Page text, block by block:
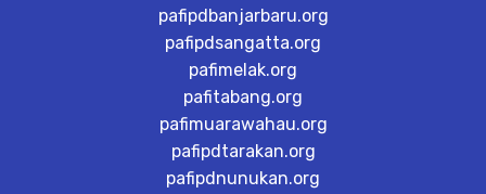
pafipdbanjarbaru.org
pafipdsangatta.org
pafimelak.org
pafitabang.org
pafimuarawahau.org
pafipdtarakan.org
pafipdnunukan.org